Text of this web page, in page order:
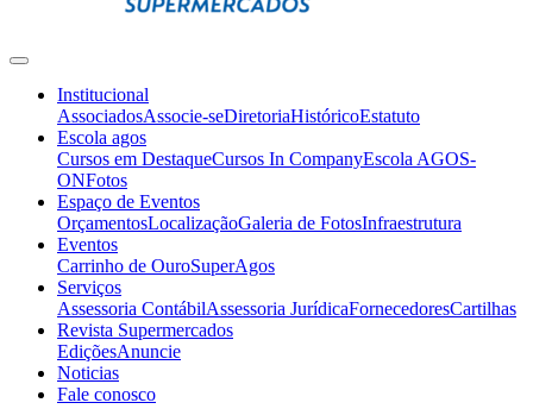
Institucional
AssociadosAssocie-seDiretoriaHistóricoEstatuto
Escola agos
Cursos em DestaqueCursos In CompanyEscola AGOS-
ONFotos
Espaço de Eventos
OrçamentosLocalizaçãoGaleria de FotosInfraestrutura
Eventos
Carrinho de OuroSuperAgos
Serviços
Assessoria ContábilAssessoria JurídicaFornecedoresCartilhas
Revista Supermercados
EdiçõesAnuncie
Noticias
Fale conosco